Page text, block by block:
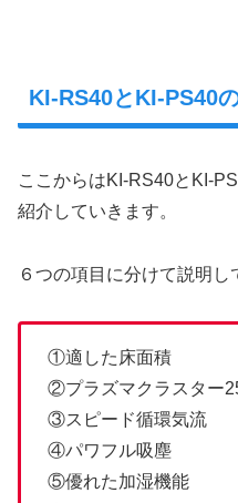
KI-RS40とKI-PS40
ここからはKI-RS40とKI-
紹介していきます。
６つの項目に分けて説明し
①適した床面積
②プラズマクラスター
③スピード循環気流
④パワフル吸塵
⑤優れた加湿機能